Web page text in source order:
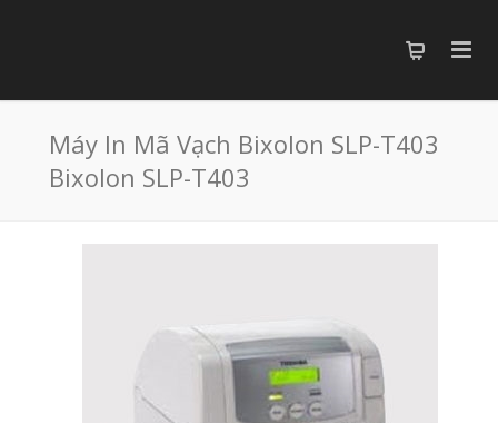
Máy In Mã Vạch Bixolon SLP-T403
Bixolon SLP-T403